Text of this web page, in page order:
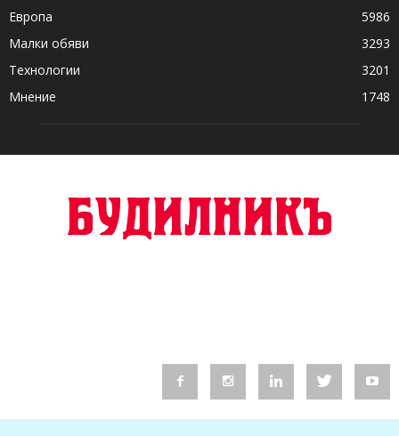
Европа
5986
Малки обяви
3293
Технологии
3201
Мнение
1748